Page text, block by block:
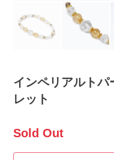
インペリアルト
レット
Sold Out